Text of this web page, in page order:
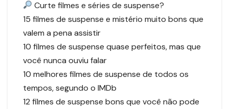
Curte filmes e séries de suspense?
15 filmes de suspense e mistério muito bons que
valem a pena assistir
10 filmes de suspense quase perfeitos, mas que
você nunca ouviu falar
10 melhores filmes de suspense de todos os
tempos, segundo o IMDb
12 filmes de suspense bons que você não pode